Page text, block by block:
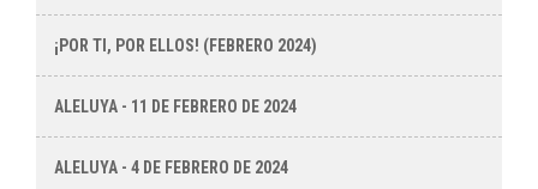
¡POR TI, POR ELLOS! (FEBRERO 2024)
ALELUYA - 11 DE FEBRERO DE 2024
ALELUYA - 4 DE FEBRERO DE 2024